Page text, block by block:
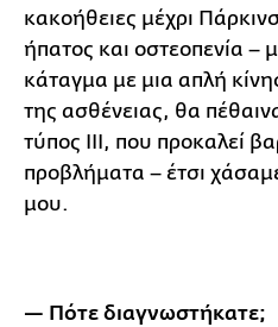
κακοήθειες μέχρι
ήπατος και οστεοπενία –
κάταγμα με μια απλή
της ασθένειας, θα
τύπος ΙΙΙ, που προκαλεί
προβλήματα – έτσι
μου.
— Πότε διαγνωστήκατε;